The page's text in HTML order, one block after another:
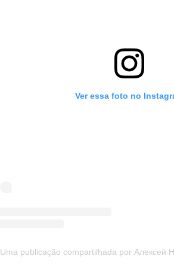
Ver essa foto no
Uma publicação compartilhada por Алексей